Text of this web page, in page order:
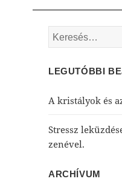
Keresés:
LEGUTÓBBI
A kristályok és
Stressz
zenével.
ARCHÍVUM